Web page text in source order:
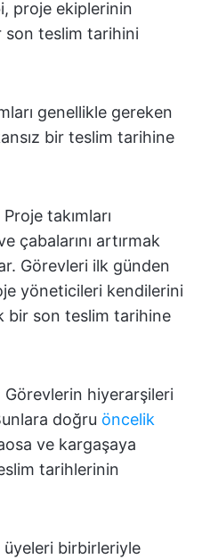
proje ekiplerinin
son teslim tarihini
genellikle gereken
bir teslim tarihine
Proje takımları
çabalarını artırmak
Görevleri ilk günden
yöneticileri kendilerini
bir son teslim tarihine
Görevlerin hiyerarşileri
doğru öncelik
ve kargaşaya
tarihlerinin
üyeleri birbirleriyle